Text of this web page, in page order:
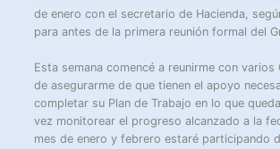
de enero con el secretario de Hacienda,
para antes de la primera reunión formal del
Esta semana comencé a reunirme con varios
de asegurarme de que tienen el apoyo
completar su Plan de Trabajo en lo que
vez monitorear el progreso alcanzado a la
mes de enero y febrero estaré participando